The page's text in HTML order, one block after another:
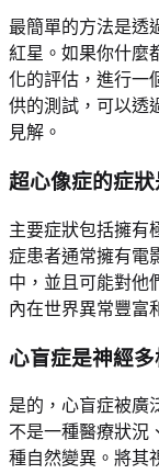
最簡單的方法是透
紅星。如果你什麼
化的評估，進行一
供的測試，可以透
見解。
超心像症的症狀
主要症狀包括擁有
症患者通常擁有電
中，並且可能對他
內在世界異常豐富
心盲症是神經多
是的，心盲症被廣
不是一種醫療狀況
種自然變異。將其